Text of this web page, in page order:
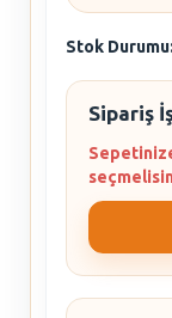
Stok Durumu:
Sipariş